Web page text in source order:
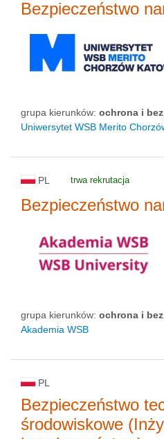
Bezpieczeństwo
grupa kierunków: ochrona i
Uniwersytet WSB Merito
PL trwa rekrutacja
Bezpieczeństwo
grupa kierunków: ochrona i
Akademia WSB
PL
Bezpieczeństwo
środowiskowe